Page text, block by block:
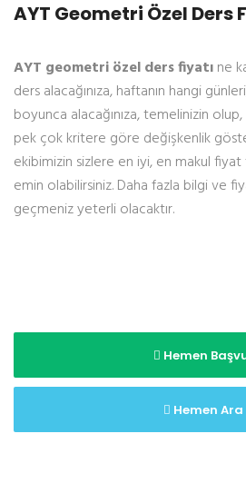
AYT Geometri Özel Ders
AYT geometri özel ders fiyatıne
ders alacağınıza, haftanın hangi
boyunca alacağınıza, temelinizin
pek çok kritere göre değişkenlik
ekibimizin sizlere en iyi, en makul fiyat
emin olabilirsiniz. Daha fazla bilgi ve
geçmeniz yeterli olacaktır.
Hemen
Hemen Ara